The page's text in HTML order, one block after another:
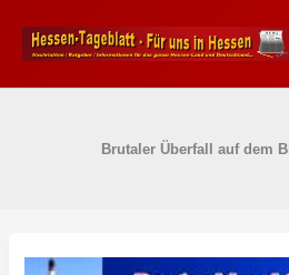
Inhalt
springen
Brutaler Überfall auf dem